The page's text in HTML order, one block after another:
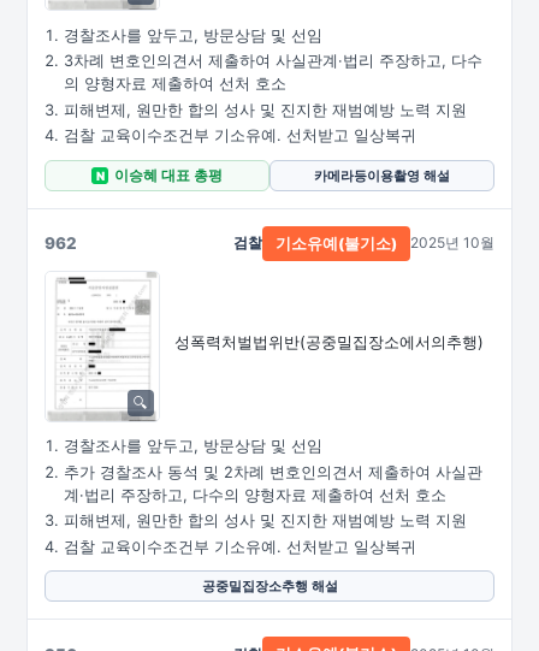
경찰조사를 앞두고, 방문상담 및 선임
3차례 변호인의견서 제출하여 사실관계·법리 주장하고, 다수
의 양형자료 제출하여 선처 호소
피해변제, 원만한 합의 성사 및 진지한 재범예방 노력 지원
검찰 교육이수조건부 기소유예. 선처받고 일상복귀
N 이승혜 대표 총평 카메라등이용촬영 해설
962
성폭력처벌법위반(공중밀집장소에서의추행)
검찰 기소유예(불기소) 2025년 10월
경찰조사를 앞두고, 방문상담 및 선임
추가 경찰조사 동석 및 2차례 변호인의견서 제출하여 사실관
계·법리 주장하고, 다수의 양형자료 제출하여 선처 호소
피해변제, 원만한 합의 성사 및 진지한 재범예방 노력 지원
검찰 교육이수조건부 기소유예. 선처받고 일상복귀
공중밀집장소추행 해설